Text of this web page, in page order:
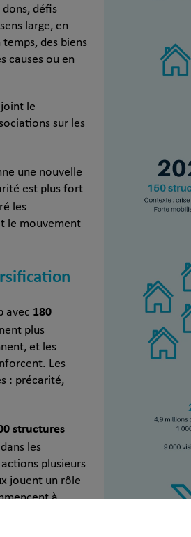
défis
large, en
des biens
causes ou en
le
sur les
une nouvelle
est plus fort
les
le mouvement
avec 180
plus
et les
Les
: précarité,
structures
les
plusieurs
jouent un rôle
à